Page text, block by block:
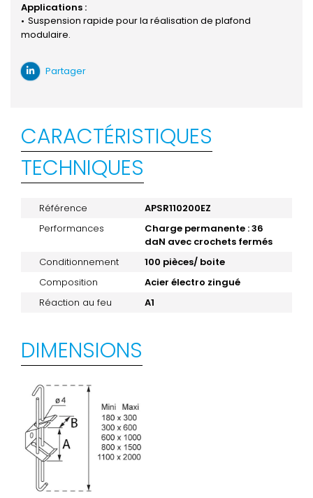
Applications :
Suspension rapide pour la réalisation de plafond
modulaire.
Partager
CARACTÉRISTIQUES
TECHNIQUES
Référence
APSR110200EZ
Performances
Charge permanente : 36
daN avec crochets fermés
Conditionnement
100 pièces/ boite
Composition
Acier électro zingué
Réaction au feu
A1
DIMENSIONS